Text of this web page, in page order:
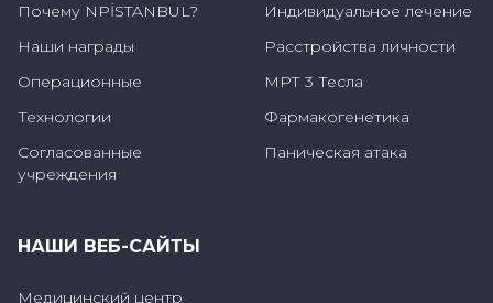
Эксперт-клинический психолог Мераль
Сарыкая отметила, что женщины,
подвергшиеся насилию, испытывают
сильное чувство вины, одиночества, страха,
напряжения и беспокойства: "Поэтому у
Почему NPİSTANBUL?
Наши награды
Операционные
Технологии
Согласованные
учреждения
Индивидуальное лечение
Расстройства личности
МРТ 3 Тесла
Фармакогенетика
Паническая атака
НАШИ ВЕБ-САЙТЫ
Медицинский центр